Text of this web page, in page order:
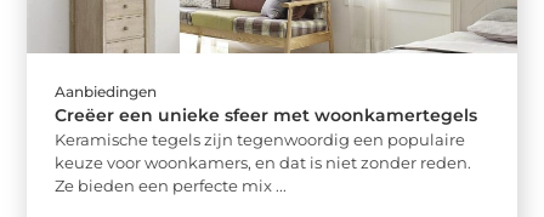
Aanbiedingen
Creëer een unieke sfeer met woonkamertegels
Keramische tegels zijn tegenwoordig een populaire
keuze voor woonkamers, en dat is niet zonder reden.
Ze bieden een perfecte mix ...